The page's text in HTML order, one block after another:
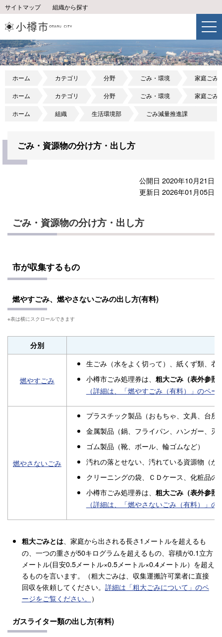
サイトマップ 組織から探す
ホーム カテゴリ 分野 ごみ・環境 家庭ごみ
ホーム カテゴリ 分野 ごみ・環境 家庭ごみ
ホーム 組織 生活環境部 ごみ減量推進課
ごみ・資源物の分け方・出し方
公開日 2020年10月21日
更新日 2026年01月05日
ごみ・資源物の分け方・出し方
市が収集するもの
燃やすごみ、燃やさないごみの出し方(有料)
分別
燃やすごみ
生ごみ（水をよく切って）、紙くず類、
小樽市ごみ処理券は、 粗大ごみ（表外参照
（詳細は、「燃やすごみ（有料）」のペ
燃やさないごみ
プラスチック製品（おもちゃ、文具、台所
金属製品（鍋、フライパン、ハンガー、刃
ゴム製品（靴、ボール、輪ゴムなど）
汚れの落とせない、汚れている資源物（
クリーニングの袋、ＣＤケース、化粧品
小樽市ごみ処理券は、 粗大ごみ（表外参照
（詳細は、「燃やさないごみ（有料）」
粗大ごみとは、家庭から出される長さ1メートルを超えるも
の、一つの重さが50キログラムを超えるもの、容積が0.1立方
メートル(目安0.5メートル×0.5メートル×0.4メートル）を超え
るものを言います。（粗大ごみは、収集運搬許可業者に直接
回収を依頼してください。 詳細は「粗大ごみについて」のペ
ージをご覧ください。 ）
ガスライター類の出し方(有料)